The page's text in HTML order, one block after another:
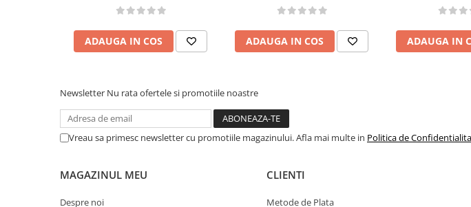
ADAUGA IN COS ADAUGA IN COS ADAUGA IN
Newsletter Nu rata ofertele si promotiile noastre
Vreau sa primesc newsletter cu promotiile magazinului. Afla mai multe in Politica de
MAGAZINUL MEU
Despre noi
CLIENTI
Metode de Plata